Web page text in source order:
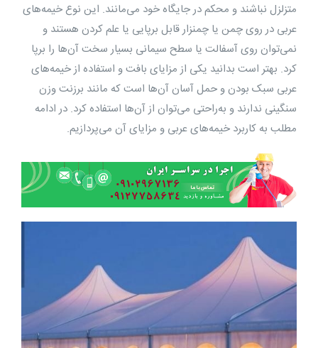
متزلزل نباشند و محکم در جایگاه خود می‌مانند. این نوع خیمه‌های
عربی در روی چمن یا چمنزار قابل برپایی یا علم کردن هستند و
نمی‌توان روی آسفالت یا سطح سیمانی بسیار سخت آن‌ها را برپا
کرد. بهتر است بدانید یکی از مزایای بافت و استفاده از خیمه‌های
عربی سبک بودن و حمل آسان آن‌ها است که مانند برزنت وزن
سنگینی ندارند و به‌راحتی می‌توان از آن‌ها استفاده کرد. در ادامه
مطلب به‌ کاربرد خیمه‌های عربی و مزایای آن می‌پردازیم.